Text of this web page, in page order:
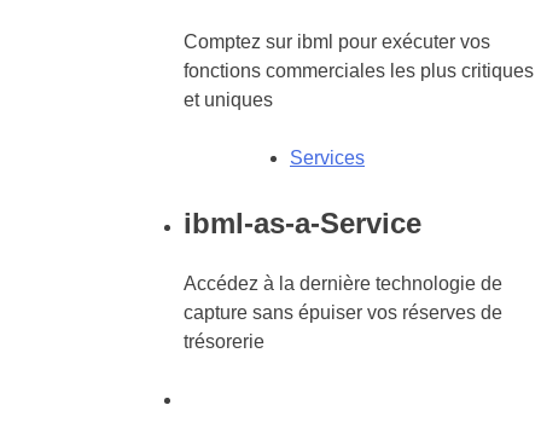
Comptez sur ibml pour exécuter vos
fonctions commerciales les plus critiques
et uniques
Services
ibml-as-a-Service
Accédez à la dernière technologie de
capture sans épuiser vos réserves de
trésorerie